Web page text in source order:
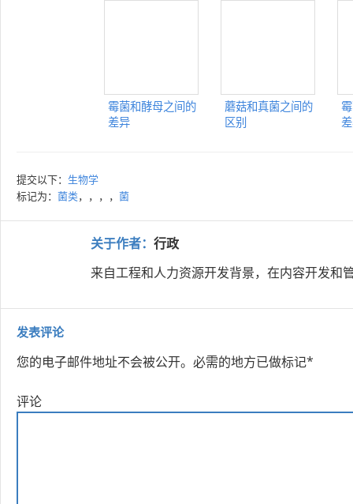
霉菌和酵母之间的
差异
蘑菇和真菌之间的
区别
提交以下： 生物学
标记为： 菌类，，，， 菌
关于作者： 行政
来自工程和人力资源开发背景，在内容开发和
发表评论
您的电子邮件地址不会被公开。 必需的地方已做标记*
评论